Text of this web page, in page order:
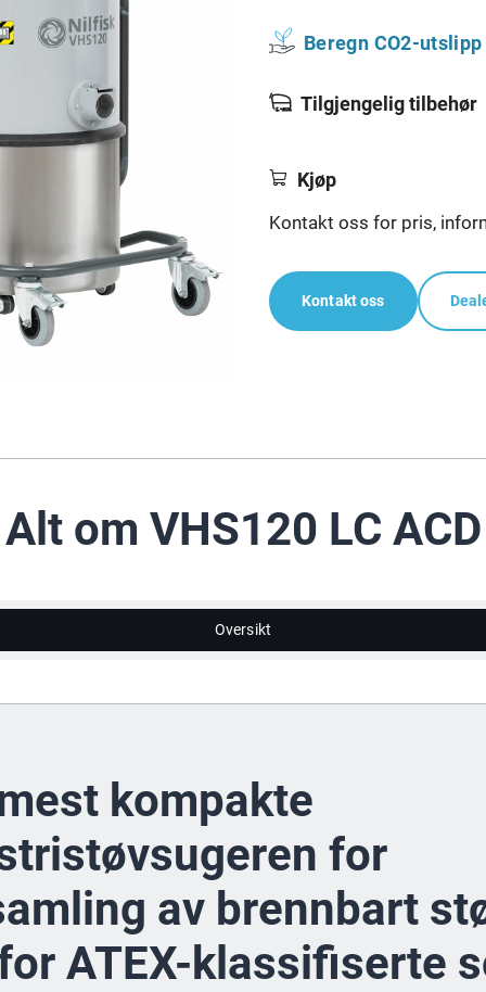
Beregn CO2-
Tilgjengelig tilbehør
Kjøp
Kontakt oss for pris,
Kontakt oss
Alt om VHS120 LC ACD
Oversikt
kompakte
for
av brennbart
ATEX-klassifiserte